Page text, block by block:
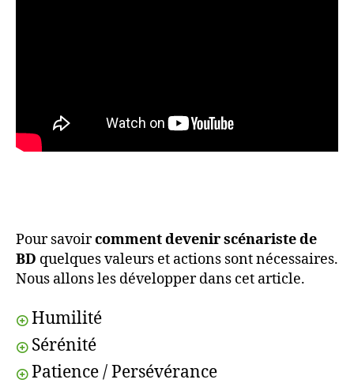
Pour savoircomment devenir scénariste de
BD quelques valeurs et actions sont nécessaires.
Nous allons les développer dans cet article.
Humilité
Sérénité
Patience / Persévérance